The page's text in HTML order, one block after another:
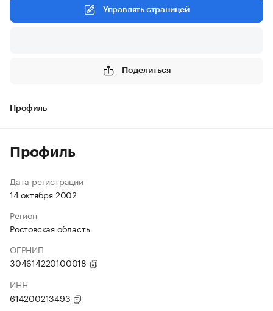
Управлять страницей
Поделиться
Профиль
Профиль
Дата регистрации
14 октября 2002
Регион
Ростовская область
ОГРНИП
304614220100018
ИНН
614200213493